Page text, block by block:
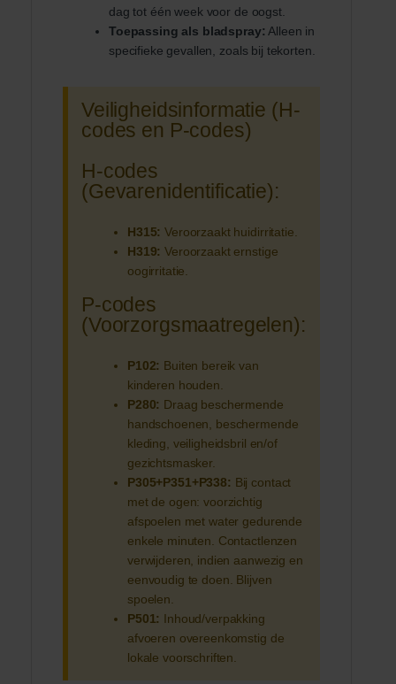
dag tot één week voor de oogst.
Toepassing als bladspray: Alleen in
specifieke gevallen, zoals bij tekorten.
Veiligheidsinformatie (H-
codes en P-codes)
H-codes
(Gevarenidentificatie):
H315: Veroorzaakt huidirritatie.
H319: Veroorzaakt ernstige
oogirritatie.
P-codes
(Voorzorgsmaatregelen):
P102: Buiten bereik van
kinderen houden.
P280: Draag beschermende
handschoenen, beschermende
kleding, veiligheidsbril en/of
gezichtsmasker.
P305+P351+P338: Bij contact
met de ogen: voorzichtig
afspoelen met water gedurende
enkele minuten. Contactlenzen
verwijderen, indien aanwezig en
eenvoudig te doen. Blijven
spoelen.
P501: Inhoud/verpakking
afvoeren overeenkomstig de
lokale voorschriften.